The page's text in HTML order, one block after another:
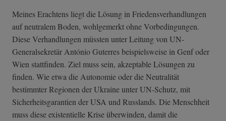
Meines Erachtens liegt die Lösung in Friedensverhandlungen
auf neutralem Boden, wohlgemerkt ohne Vorbedingungen.
Diese Verhandlungen müssten unter Leitung von UN-
Generalsekretär António Guterres beispielsweise in Genf oder
Wien stattfinden. Ziel muss sein, akzeptable Lösungen zu
finden. Wie etwa die Autonomie oder die Neutralität
bestimmter Regionen der Ukraine unter UN-Schutz, mit
Sicherheitsgarantien der USA und Russlands. Die Menschheit
muss diese existentielle Krise überwinden, damit die